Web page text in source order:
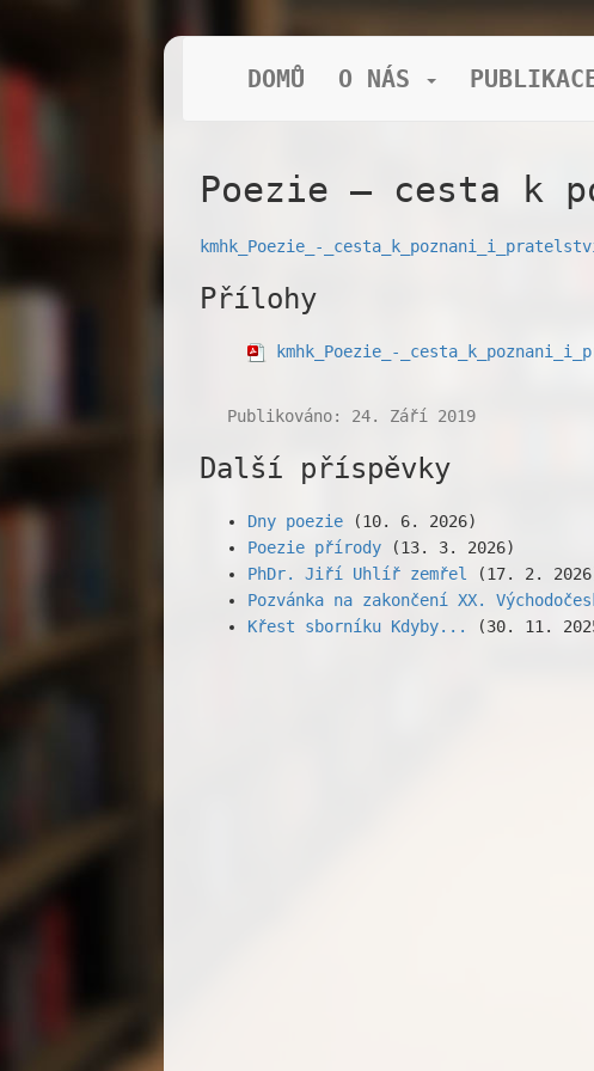
DOMŮ O NÁS
Poezie – cesta k
kmhk_Poezie_-
Přílohy
kmhk_Poezie_-
Publikováno: 24. Září 2019
Další příspěvky
Dny poezie (10. 6. 2026)
Poezie přírody (13. 3. 2026)
PhDr. Jiří Uhlíř zemřel
(17. 2.
Pozvánka na zakončení XX.
Křest sborníku Kdyby...
(30. 11.